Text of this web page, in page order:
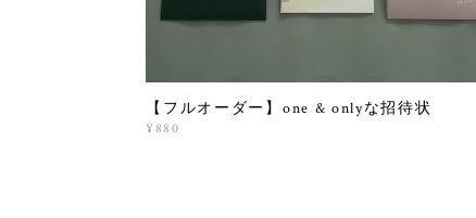
【フルオーダー】one & onlyな招待状
¥880